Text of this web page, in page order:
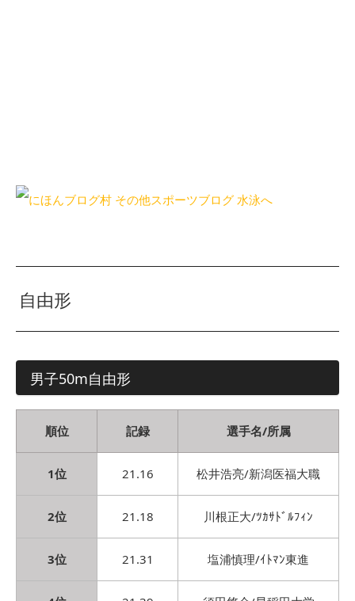
自由形
男子50m自由形
順位 記録 選手名/所属
1位 21.16 松井浩亮/新潟医福大職
2位 21.18 川根正大/ﾂｶｻﾄﾞﾙﾌｨﾝ
3位 21.31 塩浦慎理/ｲﾄﾏﾝ東進